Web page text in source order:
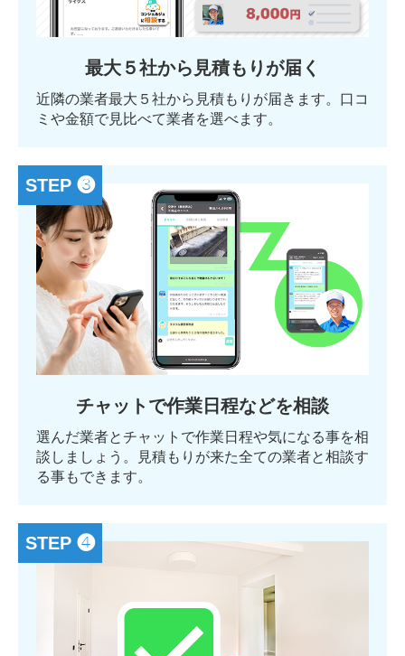
最大５社から見積もりが届く
近隣の業者最大５社から見積もりが届きます。口コ
ミや金額で見比べて業者を選べます。
STEP ❸
チャットで作業日程などを相談
選んだ業者とチャットで作業日程や気になる事を相
談しましょう。見積もりが来た全ての業者と相談す
る事もできます。
STEP ❹